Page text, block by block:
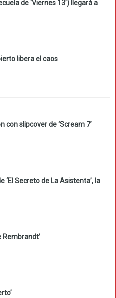
de ‘Viernes 13’) llegará a
libera el caos
con slipcover de ‘Scream 7’
‘El Secreto de La Asistenta’, la
Rembrandt’